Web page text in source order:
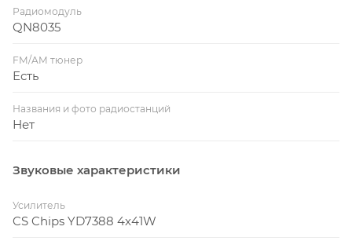
Радиомодуль
QN8035
FM/AM тюнер
Есть
Названия и фото радиостанций
Нет
Звуковые характеристики
Усилитель
CS Chips YD7388 4x41W